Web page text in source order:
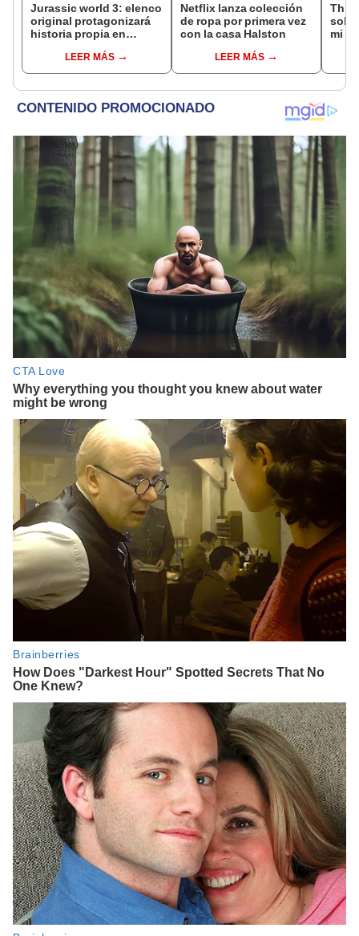
Jurassic world 3: elenco
original protagonizará
historia propia en
LEER MÁS
Netflix lanza colección
de ropa por primera vez
con la casa Halston
LEER MÁS
mi
baja